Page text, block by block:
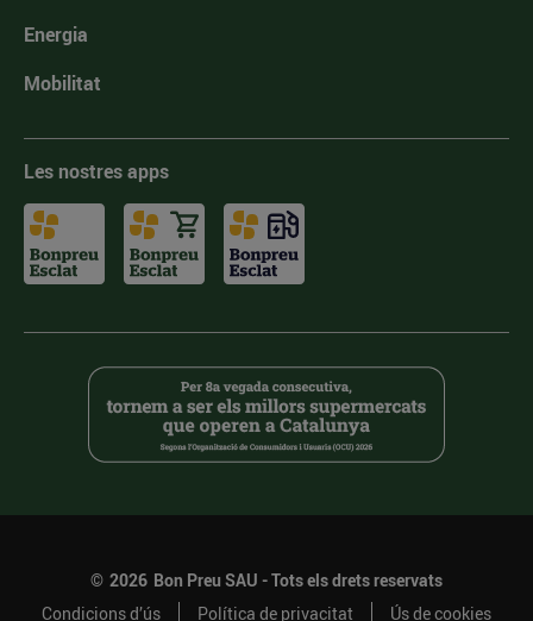
Energia
Mobilitat
Les nostres apps
© 2026 Bon Preu SAU - Tots els drets reservats
Condicions d’ús
Política de privacitat Ús de cookies